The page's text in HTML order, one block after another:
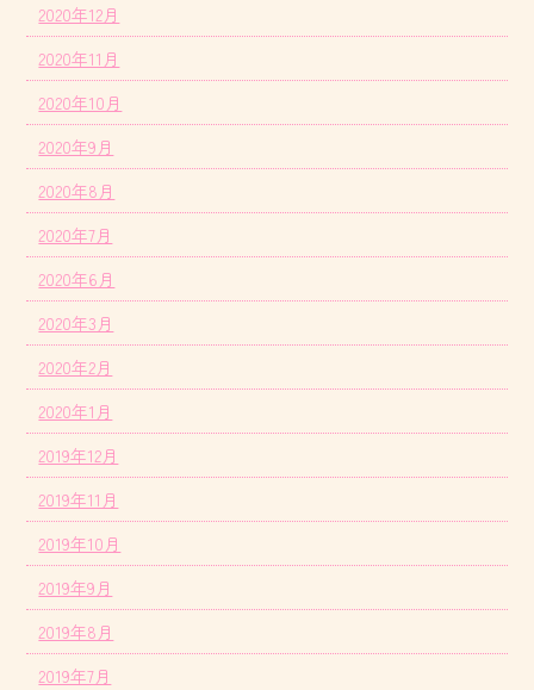
2020年12月
2020年11月
2020年10月
2020年9月
2020年8月
2020年7月
2020年6月
2020年3月
2020年2月
2020年1月
2019年12月
2019年11月
2019年10月
2019年9月
2019年8月
2019年7月